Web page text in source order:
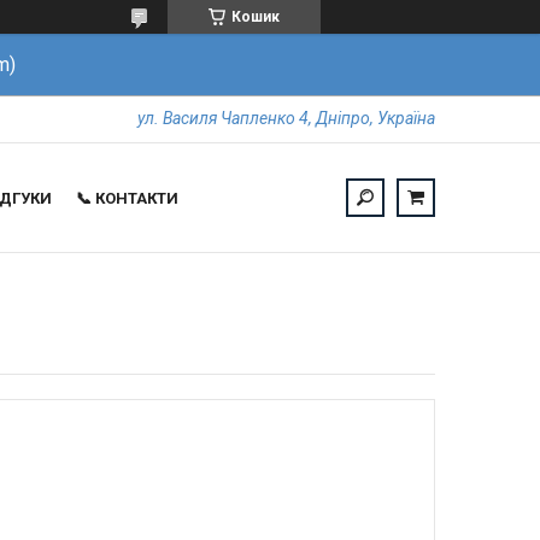
Кошик
ул. Василя Чапленко 4, Дніпро, Україна
📞 КОНТАКТИ